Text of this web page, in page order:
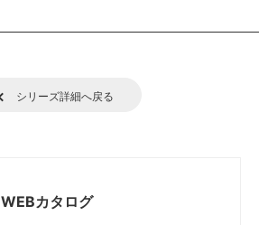
シリーズ詳細へ戻る
WEBカタログ